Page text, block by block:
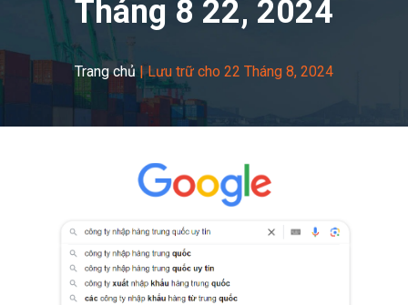
Tháng 8 22, 2024
Trang chủ|Lưu trữ cho 22 Tháng 8, 2024